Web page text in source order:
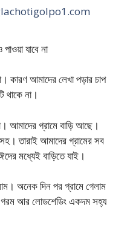
যাবে না
কারণ আমাদের লেখা পড়ার চাপ
থাকে না।
আমাদের গ্রামে বাড়ি আছে।
সহ। তারাই আমাদের গ্রামের সব
মধ্যেই বাড়িতে যাই।
অনেক দিন পর গ্রামে গেলাম
আর লোডশেডিং একদম সহ্য